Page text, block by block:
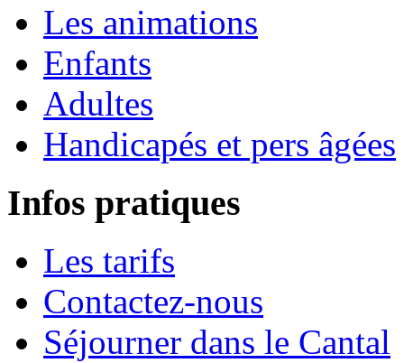
Les animations
Enfants
Adultes
Handicapés et pers âgées
Infos pratiques
Les tarifs
Contactez-nous
Séjourner dans le Cantal